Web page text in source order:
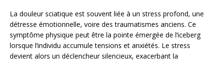
La douleur sciatique est souvent liée à un stress profond, une
détresse émotionnelle, voire des traumatismes anciens. Ce
symptôme physique peut être la pointe émergée de l’iceberg
lorsque l’individu accumule tensions et anxiétés. Le stress
devient alors un déclencheur silencieux, exacerbant la